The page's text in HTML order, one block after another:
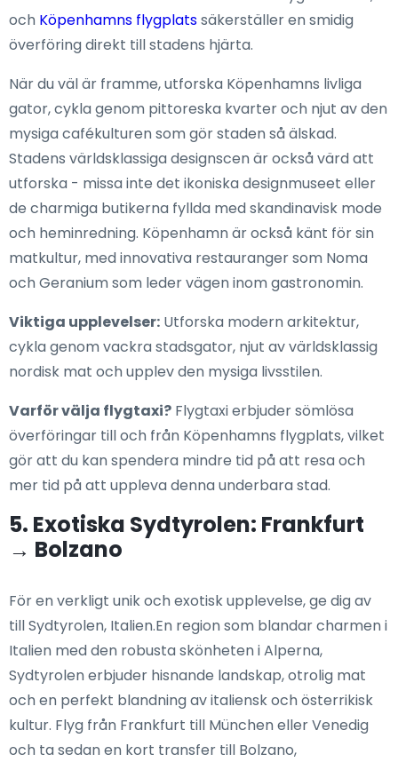
och Köpenhamns flygplatssäkerställer en smidig
överföring direkt till stadens hjärta.
När du väl är framme, utforska Köpenhamns livliga
gator, cykla genom pittoreska kvarter och njut av den
mysiga cafékulturen som gör staden så älskad.
Stadens världsklassiga designscen är också värd att
utforska - missa inte det ikoniska designmuseet eller
de charmiga butikerna fyllda med skandinavisk mode
och heminredning. Köpenhamn är också känt för sin
matkultur, med innovativa restauranger som Noma
och Geranium som leder vägen inom gastronomin.
Viktiga upplevelser: Utforska modern arkitektur,
cykla genom vackra stadsgator, njut av världsklassig
nordisk mat och upplev den mysiga livsstilen.
Varför välja flygtaxi? Flygtaxi erbjuder sömlösa
överföringar till och från Köpenhamns flygplats, vilket
gör att du kan spendera mindre tid på att resa och
mer tid på att uppleva denna underbara stad.
5. Exotiska Sydtyrolen: Frankfurt
→ Bolzano
För en verkligt unik och exotisk upplevelse, ge dig av
till Sydtyrolen, Italien.En region som blandar charmen i
Italien med den robusta skönheten i Alperna,
Sydtyrolen erbjuder hisnande landskap, otrolig mat
och en perfekt blandning av italiensk och österrikisk
kultur. Flyg från Frankfurt till München eller Venedig
och ta sedan en kort transfer till Bolzano,